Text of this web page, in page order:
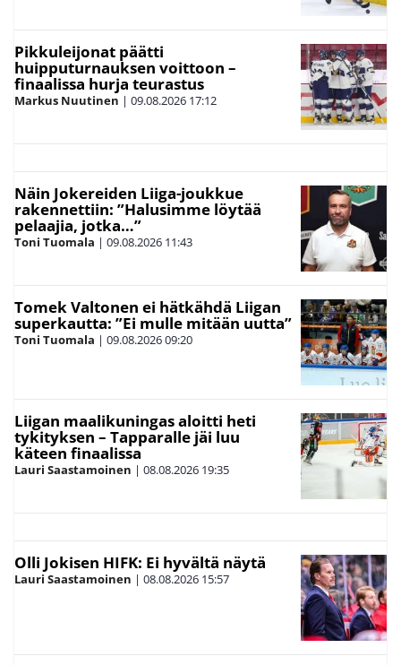
Pikkuleijonat päätti
huipputurnauksen voittoon –
finaalissa hurja teurastus
Markus Nuutinen | 09.08.2026 17:12
Näin Jokereiden Liiga-joukkue
rakennettiin: ”Halusimme löytää
pelaajia, jotka…”
Toni Tuomala | 09.08.2026 11:43
Tomek Valtonen ei hätkähdä Liigan
superkautta: ”Ei mulle mitään uutta”
Toni Tuomala | 09.08.202609:20
Liigan maalikuningas aloitti heti
tykityksen – Tapparalle jäi luu
käteen finaalissa
Lauri Saastamoinen | 08.08.2026 19:35
Olli Jokisen HIFK: Ei hyvältä näytä
Lauri Saastamoinen | 08.08.2026 15:57